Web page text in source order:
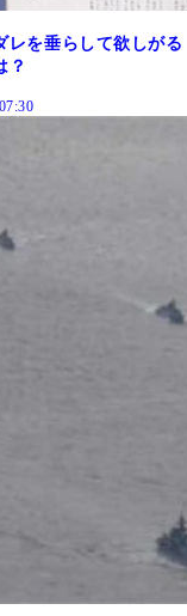
レを垂らして欲しが
？